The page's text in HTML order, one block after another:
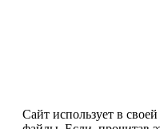
Сайт использует в своей